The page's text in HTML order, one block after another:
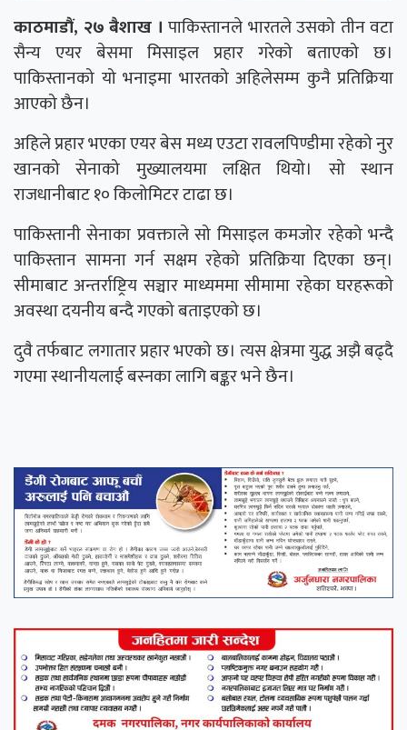
काठमाडौं, २७ बैशाख । पाकिस्तानले भारतले उसको तीन वटा
सैन्य एयर बेसमा मिसाइल प्रहार गरेको बताएको छ।
पाकिस्तानको यो भनाइमा भारतको अहिलेसम्म कुनै प्रतिक्रिया
आएको छैन।
अहिले प्रहार भएका एयर बेस मध्य एउटा रावलपिण्डीमा रहेको नुर
खानको सेनाको मुख्यालयमा लक्षित थियो। सो स्थान
राजधानीबाट १० किलोमिटर टाढा छ।
पाकिस्तानी सेनाका प्रवक्ताले सो मिसाइल कमजोर रहेको भन्दै
पाकिस्तान सामना गर्न सक्षम रहेको प्रतिक्रिया दिएका छन्।
सीमाबाट अन्तर्राष्ट्रिय सञ्चार माध्यममा सीमामा रहेका घरहरूको
अवस्था दयनीय बन्दै गएको बताइएको छ।
दुवै तर्फबाट लगातार प्रहार भएको छ। त्यस क्षेत्रमा युद्ध अझै बढ्दै
गएमा स्थानीयलाई बस्नका लागि बङ्कर भने छैन।